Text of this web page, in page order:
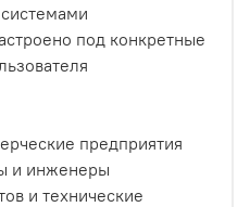
под конкретные
предприятия
и инженеры
и технические